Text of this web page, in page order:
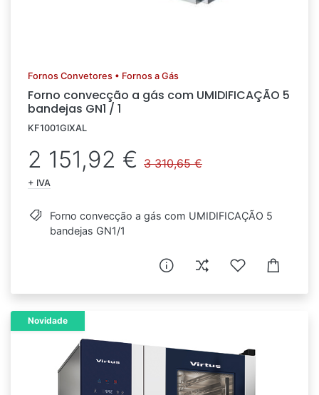
Fornos Convetores • Fornos a Gás
Forno convecção a gás com UMIDIFICAÇÃO 5
bandejas GN1 / 1
KF1001GIXAL
2 151,92 € 3 310,65 €
+ IVA
Forno convecção a gás com UMIDIFICAÇÃO 5
bandejas GN1/1
Novidade